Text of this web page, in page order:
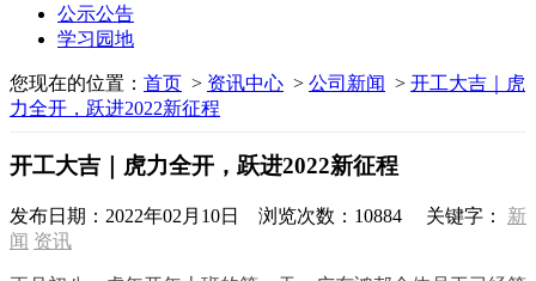
公示公告
学习园地
您现在的位置： 首页 > 资讯中心 > 公司新闻 > 开工大吉｜虎
力全开，跃进2022新征程
开工大吉｜虎力全开，跃进2022新征程
发布日期： 2022年02月10日 浏览次数： 10884 关键字： 新
闻 资讯